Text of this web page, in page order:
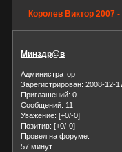
Королев Виктор
Минздр@в
Администратор
Зарегистрирован: 2008-12-
Приглашений: 0
Сообщений: 11
Уважение: [+0/-0]
Позитив: [+0/-0]
Провел на форуме:
57 минут